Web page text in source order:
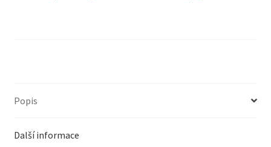
Popis
Další informace